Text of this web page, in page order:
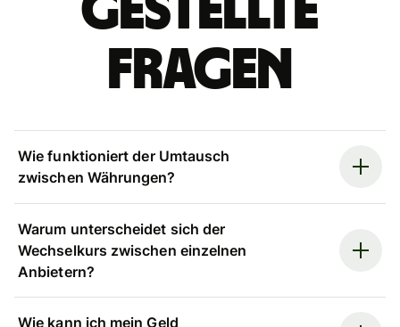
gestellte
Fragen
Wie funktioniert der Umtausch
zwischen Währungen?
Warum unterscheidet sich der
Wechselkurs zwischen einzelnen
Anbietern?
Wie kann ich mein Geld